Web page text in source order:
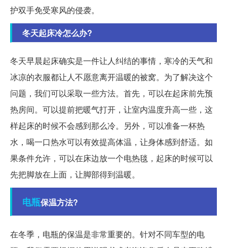
护双手免受寒风的侵袭。
冬天起床冷怎么办?
冬天早晨起床确实是一件让人纠结的事情，寒冷的天气和
冰凉的衣服都让人不愿意离开温暖的被窝。为了解决这个
问题，我们可以采取一些方法。首先，可以在起床前先预
热房间。可以提前把暖气打开，让室内温度升高一些，这
样起床的时候不会感到那么冷。另外，可以准备一杯热
水，喝一口热水可以有效提高体温，让身体感到舒适。如
果条件允许，可以在床边放一个电热毯，起床的时候可以
先把脚放在上面，让脚部得到温暖。
电瓶保温方法?
在冬季，电瓶的保温是非常重要的。针对不同车型的电